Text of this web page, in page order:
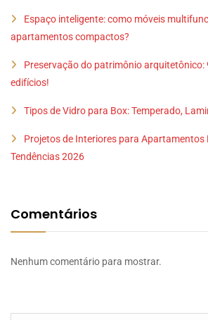
Espaço inteligente: como móveis
apartamentos compactos?
Preservação do patrimônio arquitetônico:
edifícios!
Tipos de Vidro para Box: Temperado,
Projetos de Interiores para Apartamentos
Tendências 2026
Comentários
Nenhum comentário para mostrar.